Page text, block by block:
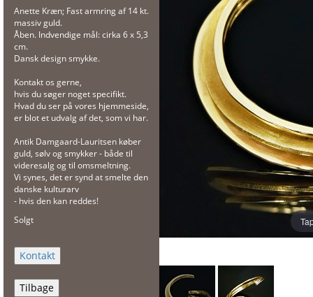
Anette Kræn; Fast armring af 14 kt.
massiv guld.
Åben. Indvendige mål: cirka 6 x 5,3
cm.
Dansk design smykke.
Kontakt os gerne,
hvis du søger noget specifikt.
Hvad du ser på vores hjemmeside,
er blot et udvalg af det, som vi har.
Antik Damgaard-Lauritsen køber
guld, sølv og smykker - både til
videresalg og til omsmeltning.
Vi synes, det er synd at smelte den
danske kulturarv
- hvis den kan reddes!
Solgt
Tilbage